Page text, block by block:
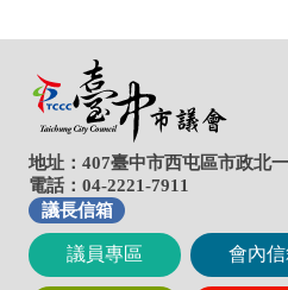
地址：407臺中市西屯區市政北
電話：04-2221-7911
議長信箱
議員專區 會內